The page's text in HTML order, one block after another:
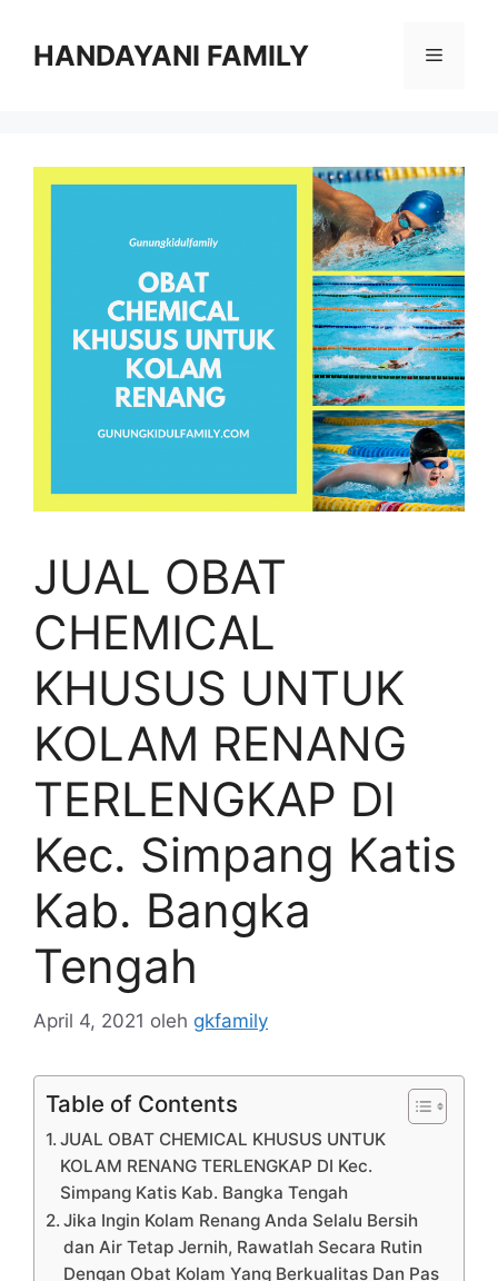
HANDAYANI FAMILY Menu
JUAL OBAT
CHEMICAL
KHUSUS UNTUK
KOLAM RENANG
TERLENGKAP DI
Kec. Simpang Katis
Kab. Bangka
Tengah
April 4, 2021 oleh gkfamily
Table of Contents
JUAL OBAT CHEMICAL KHUSUS UNTUK
KOLAM RENANG TERLENGKAP DI Kec.
Simpang Katis Kab. Bangka Tengah
Jika Ingin Kolam Renang Anda Selalu Bersih
dan Air Tetap Jernih, Rawatlah Secara Rutin
Dengan Obat Kolam Yang Berkualitas Dan Pas